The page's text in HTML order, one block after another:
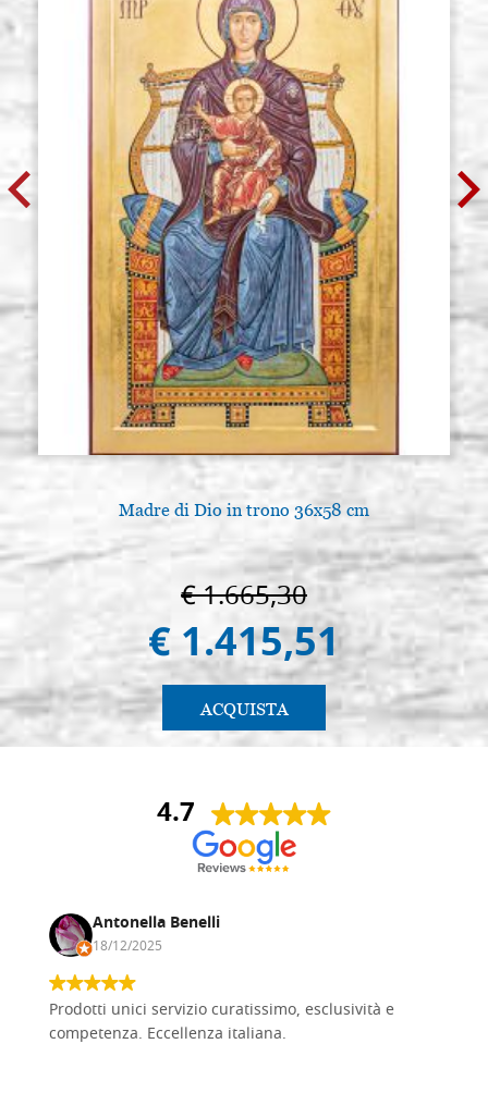
Madre di Dio in trono 36x58 cm
€ 1.665,30
€ 1.415,51
ACQUISTA
4.7
Antonella Benelli
18/12/2025
Prodotti unici servizio curatissimo, esclusività e
competenza. Eccellenza italiana.